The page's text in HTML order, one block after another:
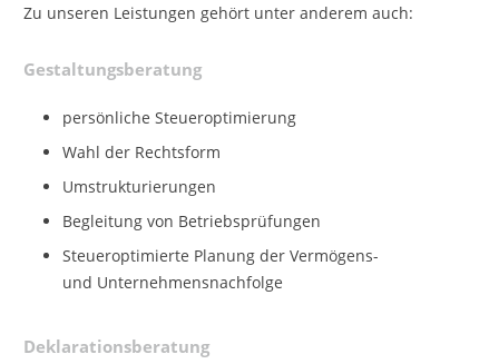
Zu unseren Leistungen gehört unter anderem auch:
Gestaltungsberatung
persönliche Steueroptimierung
Wahl der Rechtsform
Umstrukturierungen
Begleitung von Betriebsprüfungen
Steueroptimierte Planung der Vermögens-
und Unternehmensnachfolge
Deklarationsberatung